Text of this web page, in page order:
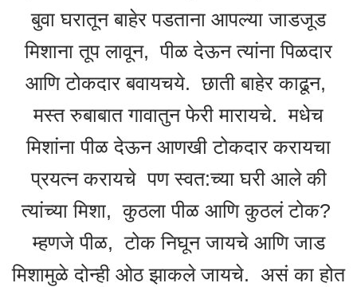
बुवा घरातून बाहेर पडताना आपल्या जाडजूड
मिशाना तूप लावून, पीळ देऊन त्यांना पिळदार
आणि टोकदार बवायचये. छाती बाहेर काढून,
मस्त रुबाबात गावातुन फेरी मारायचे. मधेच
मिशांना पीळ देऊन आणखी टोकदार करायचा
प्रयत्न करायचे पण स्वत:च्या घरी आले की
त्यांच्या मिशा, कुठला पीळ आणि कुठलं टोक?
म्हणजे पीळ, टोक निघून जायचे आणि जाड
मिशामुळे दोन्ही ओठ झाकले जायचे. असं का होत